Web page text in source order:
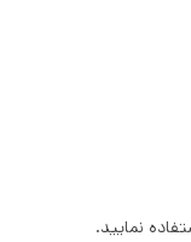
نمایید.